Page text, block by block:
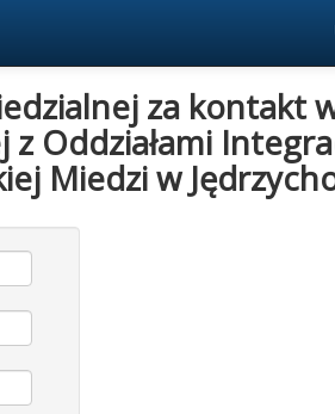
za kontakt
z Oddziałami
Miedzi w